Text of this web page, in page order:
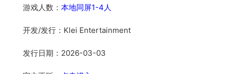
游戏人数： 本地同屏1-4人
开发/发行：Klei Entertainment
发行日期：2026-03-03